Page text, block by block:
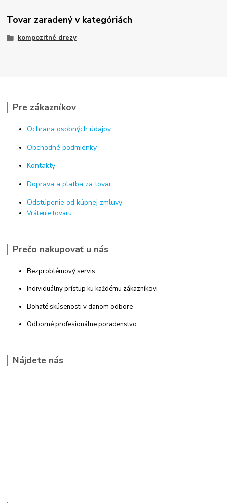
Tovar zaradený v kategóriách
kompozitné drezy
Pre zákazníkov
Ochrana osobných údajov
Obchodné podmienky
Kontakty
Doprava a platba za tovar
Odstúpenie od kúpnej zmluvy
Vrátenie tovaru
Prečo nakupovať u nás
Bezproblémový servis
Individuálny prístup ku každému zákazníkovi
Bohaté skúsenosti v danom odbore
Odborné profesionálne poradenstvo
Nájdete nás